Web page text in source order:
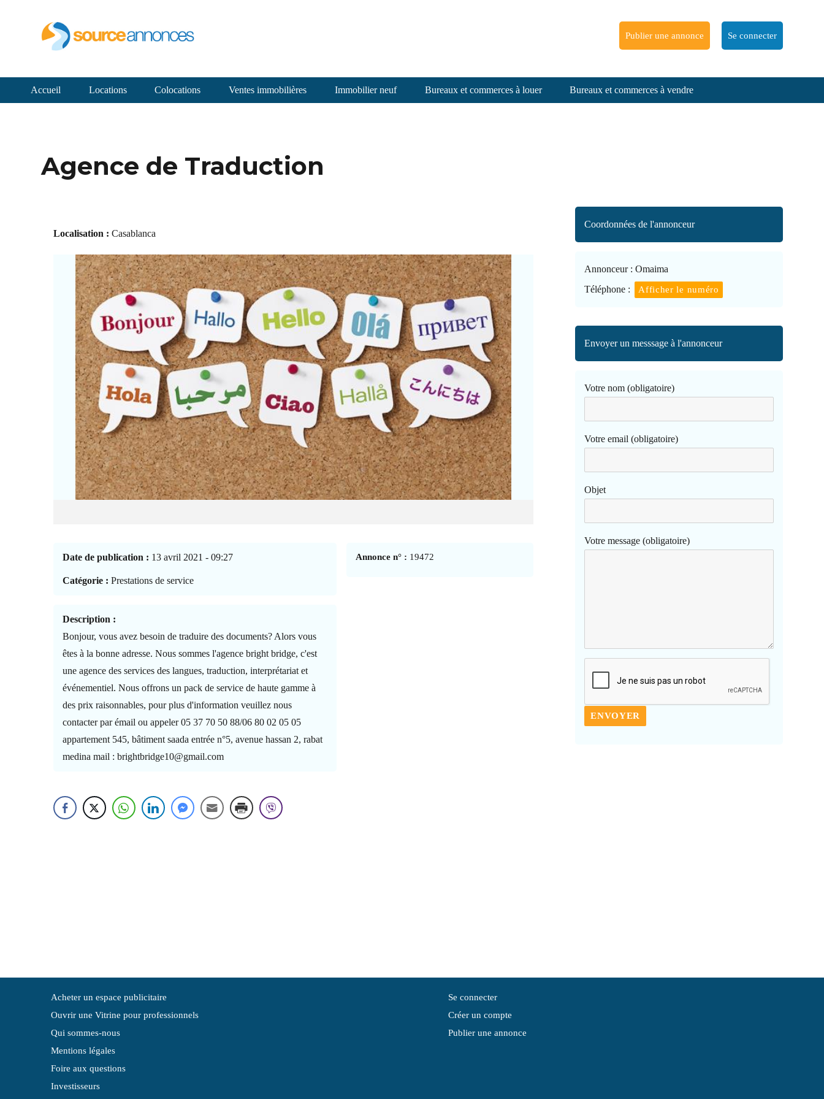
Publier une annonce Se connecter
Accueil Locations Colocations Ventes immobilières Immobilier neuf Bureaux et commerces à louer Bureaux et commerces à vendre
Agence de Traduction
Localisation : Casablanca
Date de publication : 13 avril 2021 - 09:27
Catégorie : Prestations de service
Description :
Bonjour, vous avez besoin de traduire des documents? Alors vous
êtes à la bonne adresse. Nous sommes l'agence bright bridge, c'est
une agence des services des langues, traduction, interprétariat et
événementiel. Nous offrons un pack de service de haute gamme à
des prix raisonnables, pour plus d'information veuillez nous
contacter par émail ou appeler 05 37 70 50 88/06 80 02 05 05
appartement 545, bâtiment saada entrée n°5, avenue hassan 2, rabat
medina mail : brightbridge10@gmail.com
Annonce n° : 19472
Coordonnées de l'annonceur
Annonceur : Omaima
Téléphone :
Afficher le numéro
Envoyer un messsage à l'annonceur
Votre nom (obligatoire)
Votre email (obligatoire)
Objet
Votre message (obligatoire)
Acheter un espace publicitaire
Ouvrir une Vitrine pour professionnels
Qui sommes-nous
Mentions légales
Foire aux questions
Investisseurs
Se connecter
Créer un compte
Publier une annonce